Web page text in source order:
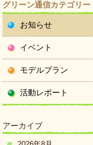
グリーン通信カテゴリー
お知らせ
イベント
モデルプラン
活動レポート
アーカイブ